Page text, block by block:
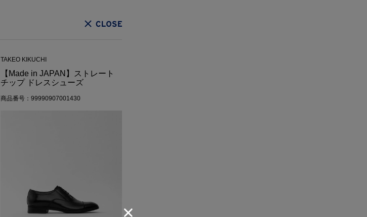
TAKEO KIKUCHI
【Made in JAPAN】ストレート
チップ ドレスシューズ
商品番号：99990907001430